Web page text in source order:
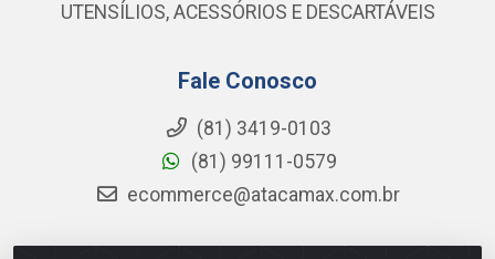
UTENSÍLIOS, ACESSÓRIOS E DESCARTÁVEIS
Fale Conosco
(81) 3419-0103
(81) 99111-0579
ecommerce@atacamax.com.br